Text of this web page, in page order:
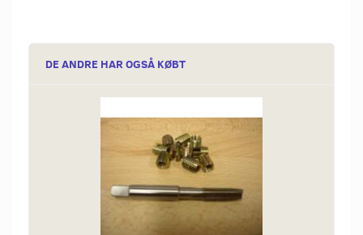
DE ANDRE HAR OGSÅ KØBT